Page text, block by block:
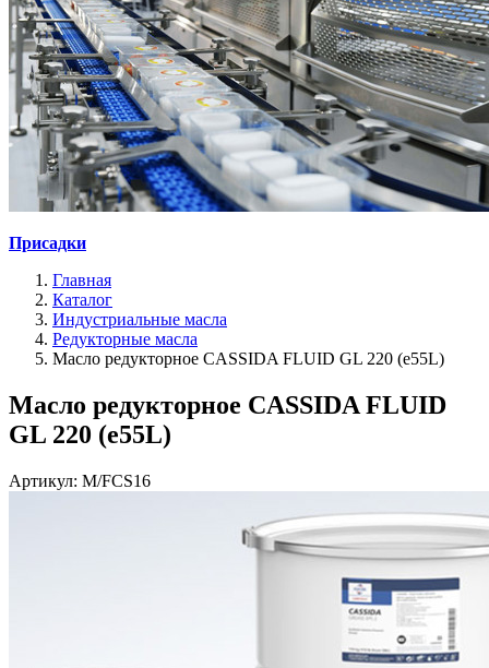
Присадки
Главная
Каталог
Индустриальные масла
Редукторные масла
Масло редукторное CASSIDA FLUID GL 220 (e55L)
Масло редукторное CASSIDA FLUID
GL 220 (e55L)
Артикул: M/FCS16